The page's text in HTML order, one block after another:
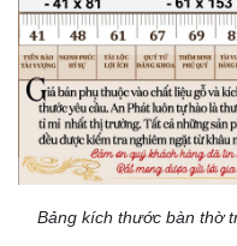
Bảng kích thước bàn thờ